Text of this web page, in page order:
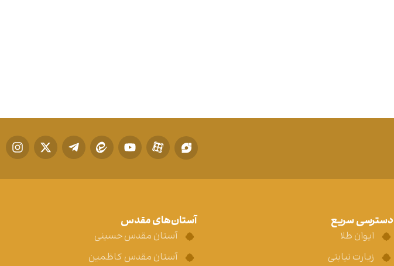
دسترسی سریع
ایوان طلا
زیارت نیابتی
آستان‌های مقدس
آستان مقدس حسینی
آستان مقدس کاظمین